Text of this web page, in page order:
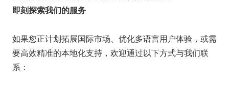
即刻探索我们的服务
如果您正计划拓展国际市场、优化多语言用户体验，或需
要高效精准的本地化支持，欢迎通过以下方式与我们联
系：